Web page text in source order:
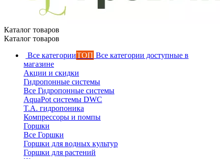
Каталог товаров
Каталог товаров
Все категорииТОП Все категории доступные в
магазине
Акции и скидки
Гидропонные системы
Все Гидропонные системы
AquaPot системы DWC
T.A. гидропоника
Компрессоры и помпы
Горшки
Все Горшки
Горшки для водных культур
Горшки для растений